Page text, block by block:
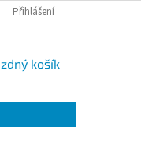
Přihlášení
košík